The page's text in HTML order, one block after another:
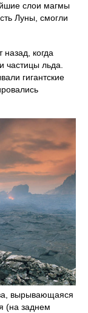
слои магмы
Луны, смогли
когда
частицы льда.
гигантские
вырывающаяся
(на заднем